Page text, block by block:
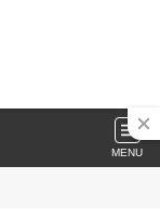
MENU